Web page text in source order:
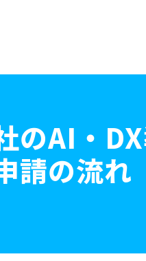
のAI・
請の流れ